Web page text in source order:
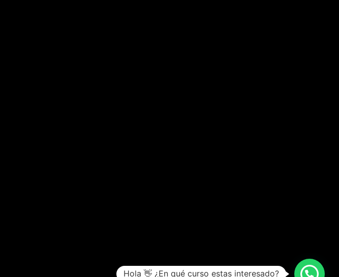
Hola 👋 ¿En qué curso estas interesado?